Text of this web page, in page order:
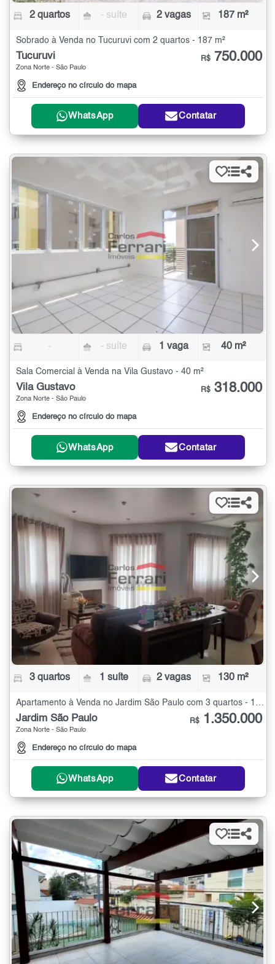
2 quartos - suíte 2 vagas 187 m²
Sobrado à Venda no Tucuruvi com 2 quartos - 187 m²
Tucuruvi
Zona Norte - São Paulo
Endereço no círculo do mapa
R$ 750.000
WhatsApp Contatar
- - suíte 1 vaga 40 m²
Sala Comercial à Venda na Vila Gustavo - 40 m²
Vila Gustavo
Zona Norte - São Paulo
Endereço no círculo do mapa
R$ 318.000
WhatsApp Contatar
3 quartos 1 suíte 2 vagas 130 m²
Apartamento à Venda no Jardim São Paulo com 3 quartos - 130 m²
Jardim São Paulo
Zona Norte - São Paulo
Endereço no círculo do mapa
R$ 1.350.000
WhatsApp Contatar